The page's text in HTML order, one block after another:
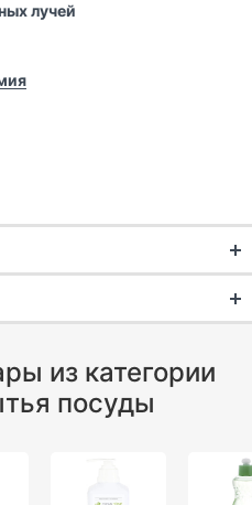
лучей
прорыв от
Daiichi
эталон экологичности и
Он принадлежит
с высочайшими
доставка курьером до
из категории
посуды